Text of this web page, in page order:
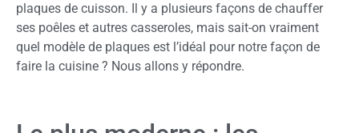
plaques de cuisson. Il y a plusieurs façons de chauffer
ses poêles et autres casseroles, mais sait-on vraiment
quel modèle de plaques est l’idéal pour notre façon de
faire la cuisine ? Nous allons y répondre.